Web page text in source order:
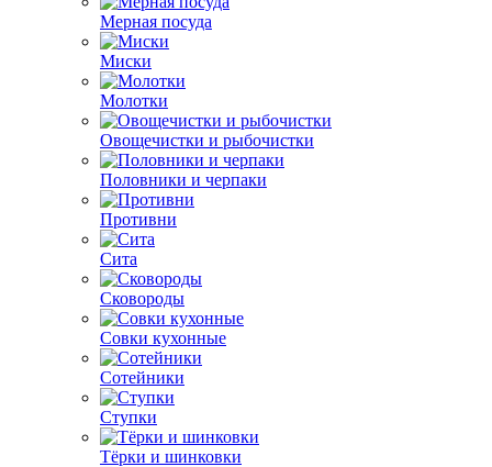
Мерная посуда
Миски
Молотки
Овощечистки и рыбочистки
Половники и черпаки
Противни
Сита
Сковороды
Совки кухонные
Сотейники
Ступки
Тёрки и шинковки